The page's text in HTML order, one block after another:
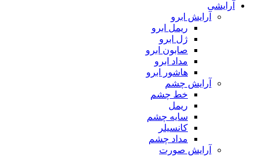
آرایشی
آرایش ابرو
ریمل ابرو
ژل ابرو
صابون ابرو
مداد ابرو
هاشور ابرو
آرایش چشم
خط چشم
ریمل
سایه چشم
کانسیلر
مداد چشم
آرایش صورت